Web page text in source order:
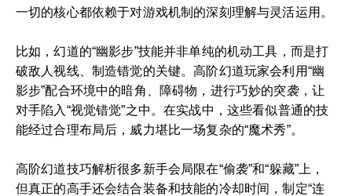
一切的核心都依赖于对游戏机制的深刻理解与灵活运用。
比如，幻道的“幽影步”技能并非单纯的机动工具，而是打
破敌人视线、制造错觉的关键。高阶幻道玩家会利用“幽
影步”配合环境中的暗角、障碍物，进行巧妙的突袭，让
对手陷入“视觉错觉”之中。在实战中，这些看似普通的技
能经过合理布局后，威力堪比一场复杂的“魔术秀”。
高阶幻道技巧解析很多新手会局限在“偷袭”和“躲藏”上，
但真正的高手还会结合装备和技能的冷却时间，制定“连